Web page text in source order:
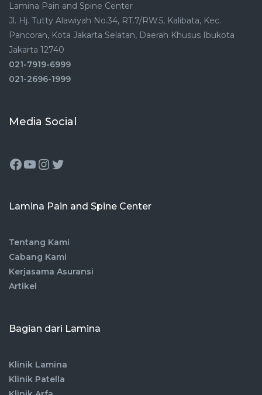
Lamina Pain and Spine Center
Jl. Hj. Tutty Alawiyah No.34, RT.7/RW.5, Kalibata, Kec.
Pancoran, Kota Jakarta Selatan, Daerah Khusus Ibukota
Jakarta 12740
021-7919-6999
021-2696-1999
Media Social
Lamina Pain and Spine Center
Tentang Kami
Cabang Kami
Kerjasama Asuransi
Artikel
Bagian dari Lamina
Klinik Lamina
Klinik Patella